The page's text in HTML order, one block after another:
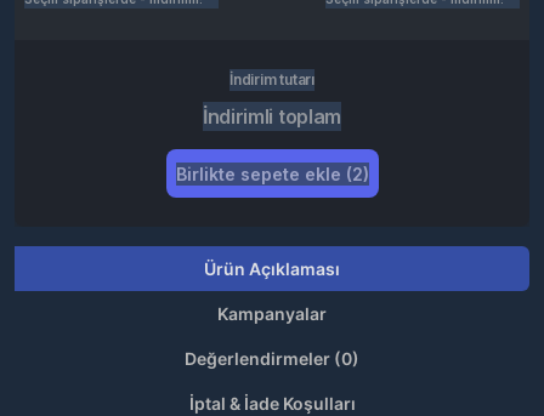
İndirim tutarı
İndirimli toplam
Birlikte sepete ekle (2)
Ürün Açıklaması
Kampanyalar
Değerlendirmeler (0)
İptal & İade Koşulları